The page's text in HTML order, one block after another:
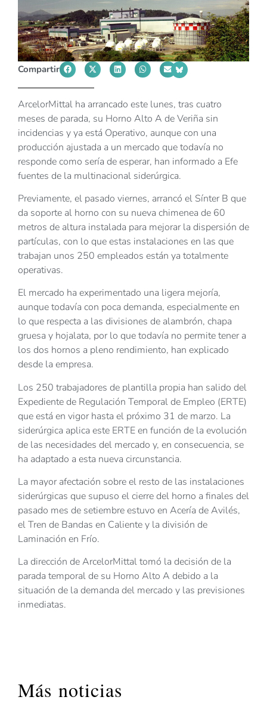
Compartir
ArcelorMittal ha arrancado este lunes, tras cuatro
meses de parada, su Horno Alto A de Veriña sin
incidencias y ya está Operativo, aunque con una
producción ajustada a un mercado que todavía no
responde como sería de esperar, han informado a Efe
fuentes de la multinacional siderúrgica.
Previamente, el pasado viernes, arrancó el Sínter B que
da soporte al horno con su nueva chimenea de 60
metros de altura instalada para mejorar la dispersión de
partículas, con lo que estas instalaciones en las que
trabajan unos 250 empleados están ya totalmente
operativas.
El mercado ha experimentado una ligera mejoría,
aunque todavía con poca demanda, especialmente en
lo que respecta a las divisiones de alambrón, chapa
gruesa y hojalata, por lo que todavía no permite tener a
los dos hornos a pleno rendimiento, han explicado
desde la empresa.
Los 250 trabajadores de plantilla propia han salido del
Expediente de Regulación Temporal de Empleo (ERTE)
que está en vigor hasta el próximo 31 de marzo. La
siderúrgica aplica este ERTE en función de la evolución
de las necesidades del mercado y, en consecuencia, se
ha adaptado a esta nueva circunstancia.
La mayor afectación sobre el resto de las instalaciones
siderúrgicas que supuso el cierre del horno a finales del
pasado mes de setiembre estuvo en Acería de Avilés,
el Tren de Bandas en Caliente y la división de
Laminación en Frío.
La dirección de ArcelorMittal tomó la decisión de la
parada temporal de su Horno Alto A debido a la
situación de la demanda del mercado y las previsiones
inmediatas.
Más noticias